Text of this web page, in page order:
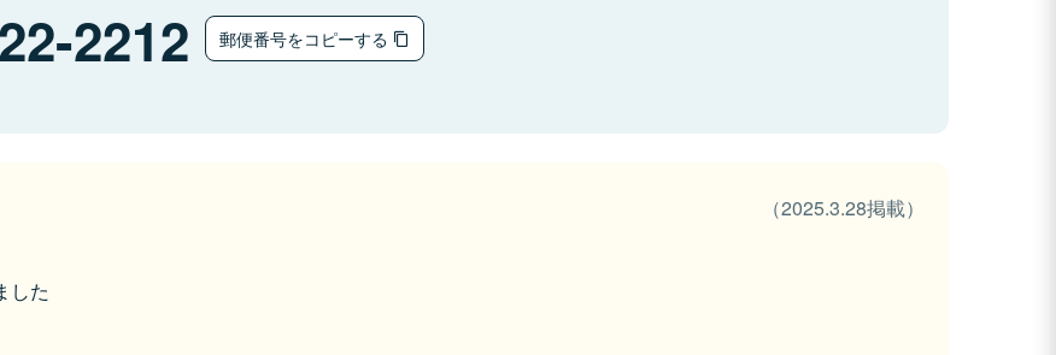
2212 郵便番号をコピーする
（2025.3.28掲載）
した